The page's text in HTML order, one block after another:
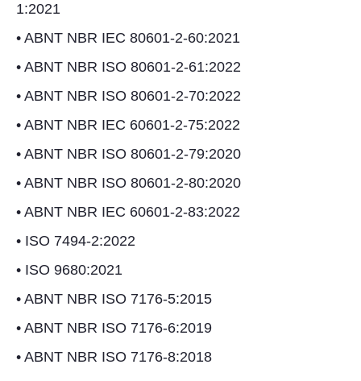
1:2021
• ABNT NBR IEC 80601-2-60:2021
• ABNT NBR ISO 80601-2-61:2022
• ABNT NBR ISO 80601-2-70:2022
• ABNT NBR IEC 60601-2-75:2022
• ABNT NBR ISO 80601-2-79:2020
• ABNT NBR ISO 80601-2-80:2020
• ABNT NBR IEC 60601-2-83:2022
• ISO 7494-2:2022
• ISO 9680:2021
• ABNT NBR ISO 7176-5:2015
• ABNT NBR ISO 7176-6:2019
• ABNT NBR ISO 7176-8:2018